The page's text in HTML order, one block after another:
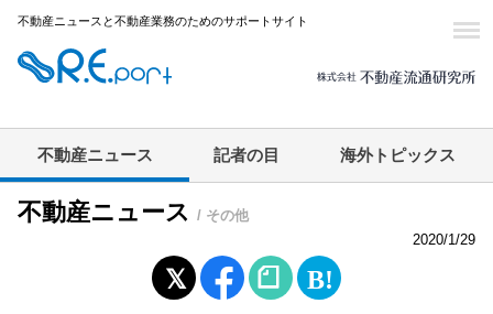
不動産ニュースと不動産業務のためのサポートサイト
不動産ニュース 記者の目 海外トピックス
不動産ニュース / その他
2020/1/29